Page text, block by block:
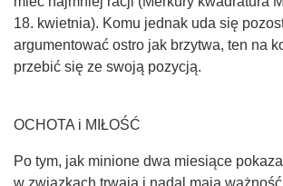
18. kwietnia). Komu jednak uda się
argumentować ostro jak brzytwa, ten na
przebić się ze swoją pozycją.
OCHOTA i MIŁOŚĆ
Po tym, jak minione dwa miesiące
w związkach trwają i nadal mają